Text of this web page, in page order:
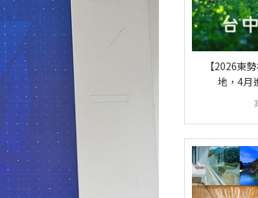
【2026東
地，4月